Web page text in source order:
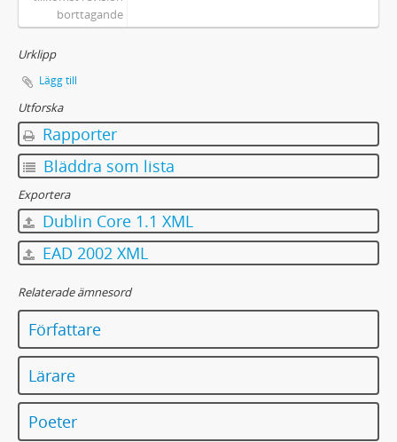
borttagande
Urklipp
Lägg till
Utforska
Rapporter
Bläddra som lista
Exportera
Dublin Core 1.1 XML
EAD 2002 XML
Relaterade ämnesord
Författare
Lärare
Poeter